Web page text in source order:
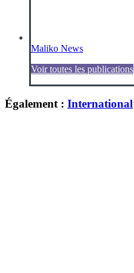
Maliko News
Voir toutes les publications
Également : International